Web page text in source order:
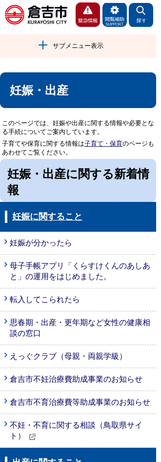
サブメニュー表示
妊娠・出産
このページでは、妊娠や出産に関する情報や必要とな
る手続についてご案内しています。
子育てや保育に関する情報は子育て・保育のページも
あわせてご覧ください。
妊娠・出産に関する新着情
報
妊娠に関すること
妊娠が分かったら
母子手帳アプリ「くらすけくんのあしあ
と」の運用をはじめました。
転入してこられたら
思春期・出産・更年期など女性の健康相
談の窓口
えっぐクラブ（母親・両親学級）
倉吉市不妊治療費助成事業のお知らせ
倉吉市不育治療費等助成事業のお知らせ
不妊・不育に関する相談（鳥取県サイ
ト）